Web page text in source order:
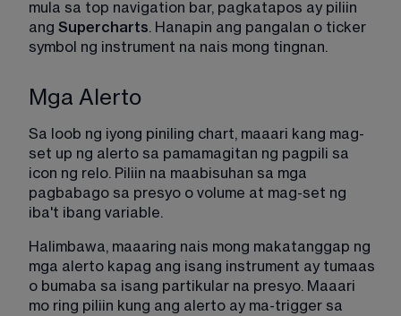
mula sa top navigation bar, pagkatapos ay piliin
ang Supercharts. Hanapin ang pangalan o ticker
symbol ng instrument na nais mong tingnan.
Mga Alerto
Sa loob ng iyong piniling chart, maaari kang mag-
set up ng alerto sa pamamagitan ng pagpili sa
icon ng relo. Piliin na maabisuhan sa mga
pagbabago sa presyo o volume at mag-set ng
iba't ibang variable.
Halimbawa, maaaring nais mong makatanggap ng
mga alerto kapag ang isang instrument ay tumaas
o bumaba sa isang partikular na presyo. Maaari
mo ring piliin kung ang alerto ay ma-trigger sa